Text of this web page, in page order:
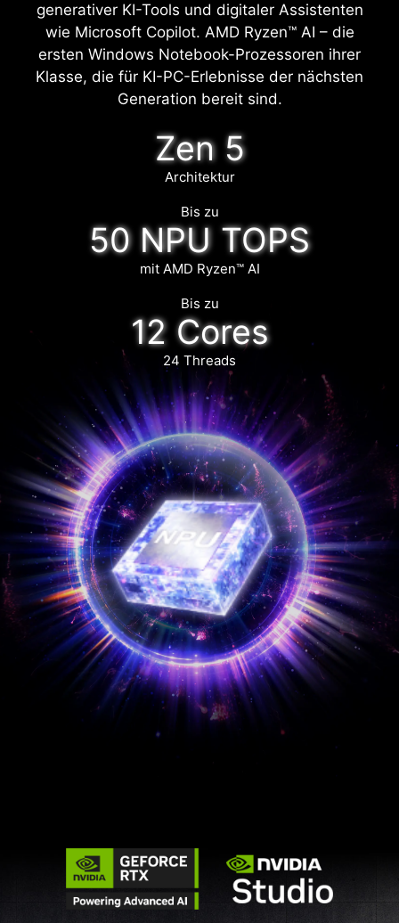
generativer KI-Tools und digitaler Assistenten
wie Microsoft Copilot. AMD Ryzen™ AI – die
ersten Windows Notebook-Prozessoren ihrer
Klasse, die für KI-PC-Erlebnisse der nächsten
Generation bereit sind.
Zen 5
Architektur
Bis zu
50 NPU TOPS
mit AMD Ryzen™ AI
Bis zu
12 Cores
24 Threads